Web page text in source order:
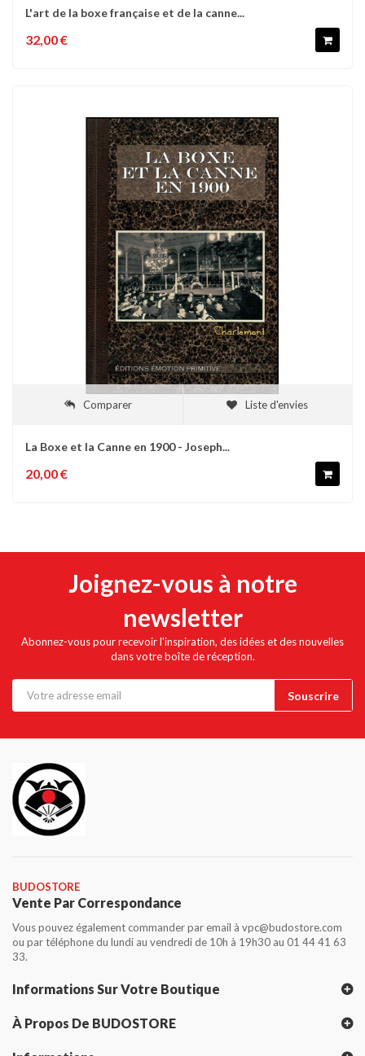
L'art de la boxe française et de la canne...
32,00 €
Comparer Liste d'envies
La Boxe et la Canne en 1900 - Joseph...
20,00 €
Joignez-vous à notre
newsletter
Abonnez-vous pour recevoir l'inspiration, des idées et des nouvelles
dans votre boîte de réception.
BUDOSTORE
Vente Par Correspondance
Vous pouvez également commander par email à vpc@budostore.com
ou par téléphone du lundi au vendredi de 10h à 19h30 au 01 44 41 63
33.
Informations Sur Votre Boutique
À Propos De BUDOSTORE